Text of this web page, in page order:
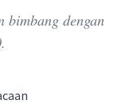
bimbang dengan